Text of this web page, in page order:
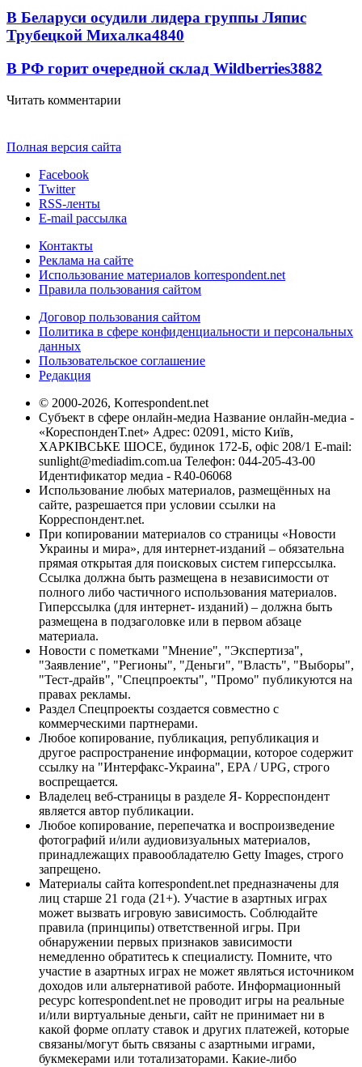
В Беларуси осудили лидера группы Ляпис
Трубецкой Михалка4840
В РФ горит очередной склад Wildberries3882
Читать комментарии
Полная версия сайта
Facebook
Twitter
RSS-ленты
E-mail рассылка
Контакты
Реклама на сайте
Использование материалов korrespondent.net
Правила пользования сайтом
Договор пользования сайтом
Политика в сфере конфиденциальности и персональных
данных
Пользовательское соглашение
Редакция
© 2000-2026, Korrespondent.net
Субъект в сфере онлайн-медиа Название онлайн-медиа -
«КореспонденТ.net» Адрес: 02091, місто Київ,
ХАРКІВСЬКЕ ШОСЕ, будинок 172-Б, офіс 208/1 E-mail:
sunlight@mediadim.com.ua Телефон: 044-205-43-00
Идентификатор медиа - R40-06068
Использование любых материалов, размещённых на
сайте, разрешается при условии ссылки на
Корреспондент.net.
При копировании материалов со страницы «Новости
Украины и мира», для интернет-изданий – обязательна
прямая открытая для поисковых систем гиперссылка.
Ссылка должна быть размещена в независимости от
полного либо частичного использования материалов.
Гиперссылка (для интернет- изданий) – должна быть
размещена в подзаголовке или в первом абзаце
материала.
Новости с пометками "Мнение", "Экспертиза",
"Заявление", "Регионы", "Деньги", "Власть", "Выборы",
"Тест-драйв", "Спецпроекты", "Промо" публикуются на
правах рекламы.
Раздел Спецпроекты создается совместно с
коммерческими партнерами.
Любое копирование, публикация, републикация и
другое распространение информации, которое содержит
ссылку на "Интерфакс-Украина", EPA / UPG, строго
воспрещается.
Владелец веб-страницы в разделе Я- Корреспондент
является автор публикации.
Любое копирование, перепечатка и воспроизведение
фотографий и/или аудиовизуальных материалов,
принадлежащих правообладателю Getty Images, строго
запрещено.
Материалы сайта korrespondent.net предназначены для
лиц старше 21 года (21+). Участие в азартных играх
может вызвать игровую зависимость. Соблюдайте
правила (принципы) ответственной игры. При
обнаружении первых признаков зависимости
немедленно обратитесь к специалисту. Помните, что
участие в азартных играх не может являться источником
доходов или альтернативой работе. Информационный
ресурс korrespondent.net не проводит игры на реальные
и/или виртуальные деньги, сайт не принимает ни в
какой форме оплату ставок и других платежей, которые
связаны/могут быть связаны с азартными играми,
букмекерами или тотализаторами. Какие-либо